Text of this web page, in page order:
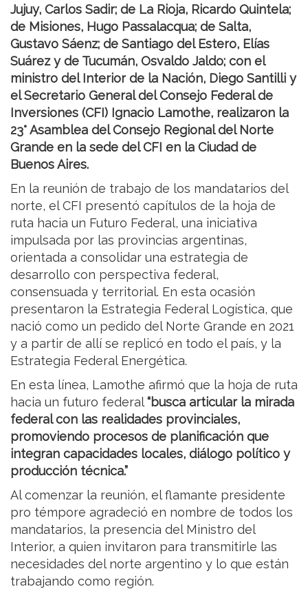
Jujuy, Carlos Sadir; de La Rioja, Ricardo Quintela;
de Misiones, Hugo Passalacqua; de Salta,
Gustavo Sáenz; de Santiago del Estero, Elías
Suárez y de Tucumán, Osvaldo Jaldo; con el
ministro del Interior de la Nación, Diego Santilli y
el Secretario General del Consejo Federal de
Inversiones (CFI) Ignacio Lamothe, realizaron la
23° Asamblea del Consejo Regional del Norte
Grande en la sede del CFI en la Ciudad de
Buenos Aires.
En la reunión de trabajo de los mandatarios del
norte, el CFI presentó capítulos de la hoja de
ruta hacia un Futuro Federal, una iniciativa
impulsada por las provincias argentinas,
orientada a consolidar una estrategia de
desarrollo con perspectiva federal,
consensuada y territorial. En esta ocasión
presentaron la Estrategia Federal Logística, que
nació como un pedido del Norte Grande en 2021
y a partir de allí se replicó en todo el país, y la
Estrategia Federal Energética.
En esta línea, Lamothe afirmó que la hoja de ruta
hacia un futuro federal“busca articular la mirada
federal con las realidades provinciales,
promoviendo procesos de planificación que
integran capacidades locales, diálogo político y
producción técnica.”
Al comenzar la reunión, el flamante presidente
pro témpore agradeció en nombre de todos los
mandatarios, la presencia del Ministro del
Interior, a quien invitaron para transmitirle las
necesidades del norte argentino y lo que están
trabajando como región.